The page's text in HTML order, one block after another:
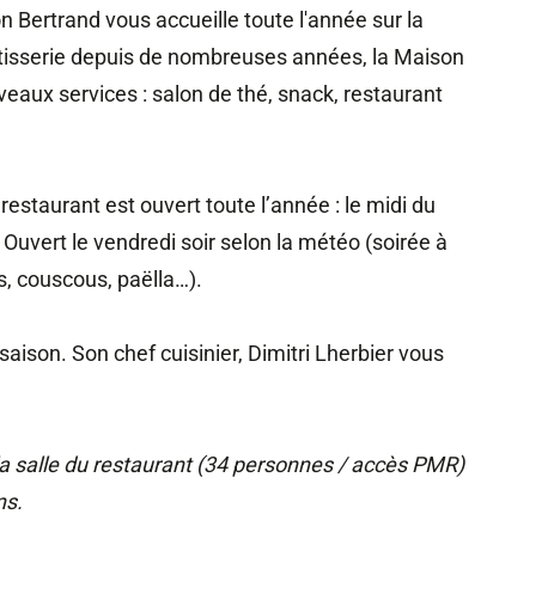
Bertrand vous accueille toute l'année sur la
depuis de nombreuses années, la Maison
services : salon de thé, snack, restaurant
est ouvert toute l’année : le midi du
le vendredi soir selon la météo (soirée à
couscous, paëlla…).
Son chef cuisinier, Dimitri Lherbier vous
salle du restaurant (34 personnes / accès PMR)